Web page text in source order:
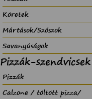
Köretek
Mártások/Szószok
Savanyúságok
Pizzák-szendvicsek
Pizzák
Calzone / töltött pizza/